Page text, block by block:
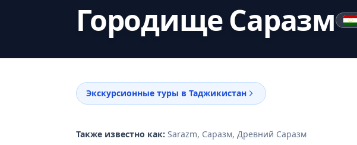
Городище Саразм
Экскурсионные туры в Таджикистан
Также известно как: Sarazm, Саразм, Древний Саразм